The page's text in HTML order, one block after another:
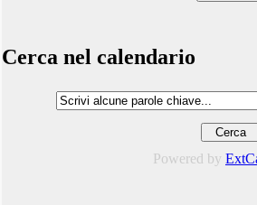
Cerca nel calendario
Powered by